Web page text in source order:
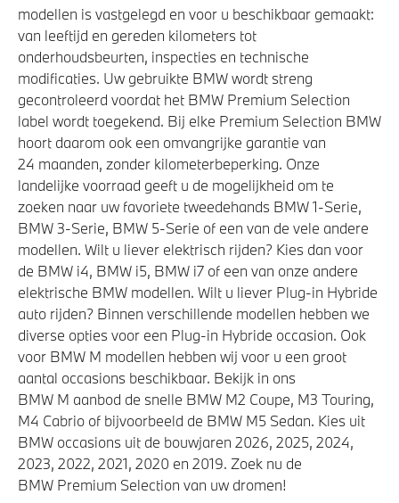
modellen is vastgelegd en voor u beschikbaar gemaakt:
van leeftijd en gereden kilometers tot
onderhoudsbeurten, inspecties en technische
modificaties. Uw gebruikte BMW wordt streng
gecontroleerd voordat het BMW Premium Selection
label wordt toegekend. Bij elke Premium Selection BMW
hoort daarom ook een omvangrijke garantie van
24 maanden, zonder kilometerbeperking. Onze
landelijke voorraad geeft u de mogelijkheid om te
zoeken naar uw favoriete tweedehands BMW 1-Serie,
BMW 3-Serie, BMW 5-Serie of een van de vele andere
modellen. Wilt u liever elektrisch rijden? Kies dan voor
de BMW i4, BMW i5, BMW i7 of een van onze andere
elektrische BMW modellen. Wilt u liever Plug-in Hybride
auto rijden? Binnen verschillende modellen hebben we
diverse opties voor een Plug-in Hybride occasion. Ook
voor BMW M modellen hebben wij voor u een groot
aantal occasions beschikbaar. Bekijk in ons
BMW M aanbod de snelle BMW M2 Coupe, M3 Touring,
M4 Cabrio of bijvoorbeeld de BMW M5 Sedan. Kies uit
BMW occasions uit de bouwjaren 2026, 2025, 2024,
2023, 2022, 2021, 2020 en 2019. Zoek nu de
BMW Premium Selection van uw dromen!